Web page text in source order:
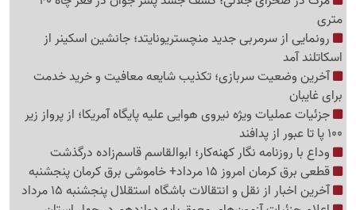
متری
رونمایی از سرمربی جدید منچستریونایتد؛ جانشین اسکینر از
اسکاتلند آمد
آخرین وضعیت سربازی؛ تکذیب شایعه معافیت و خرید خدمت
برای غایبان
جزئیات عملیات ویژه نیروی هوایی علیه پایگاه آمریکا؛ از پرواز زیر
100 پا تا عبور از پدافند
وداع با روزنامه نگار کهنه‌کار؛ ابوالقاسم قاسم‌زاده درگذشت
قطعی برق کرمان امروز 15 مرداد+ خاموشی برق کرمان پنجشنبه
آخرین اخبار از نقل و انتقالات باشگاه استقلال پنجشنبه 15 مرداد